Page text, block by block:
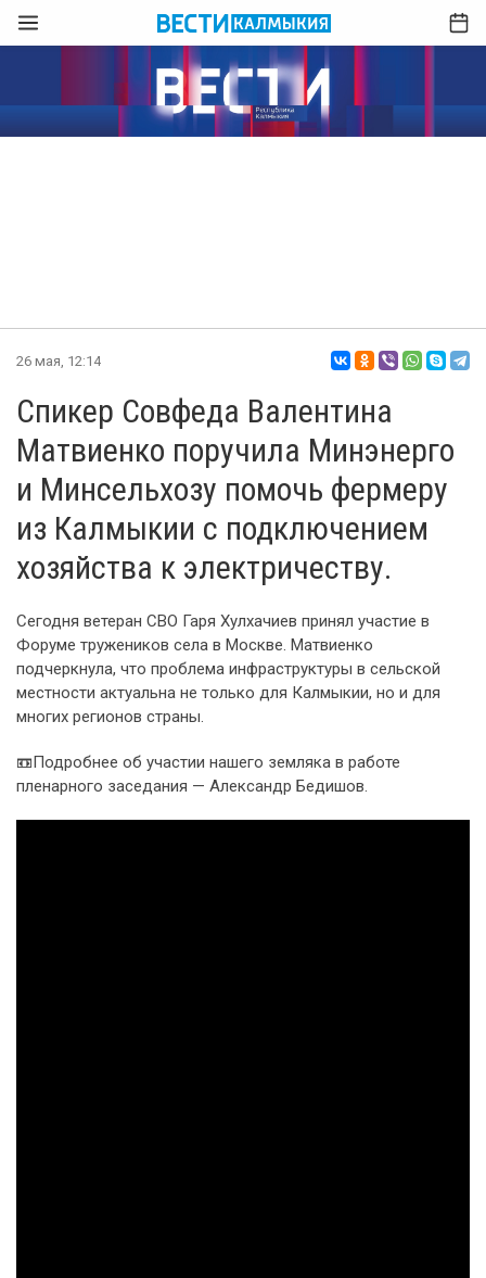
26 мая, 12:14
Спикер Совфеда Валентина
Матвиенко поручила Минэнерго
и Минсельхозу помочь фермеру
из Калмыкии с подключением
хозяйства к электричеству.
Сегодня ветеран СВО Гаря Хулхачиев принял участие в
Форуме тружеников села в Москве. Матвиенко
подчеркнула, что проблема инфраструктуры в сельской
местности актуальна не только для Калмыкии, но и для
многих регионов страны.
📼Подробнее об участии нашего земляка в работе
пленарного заседания — Александр Бедишов.